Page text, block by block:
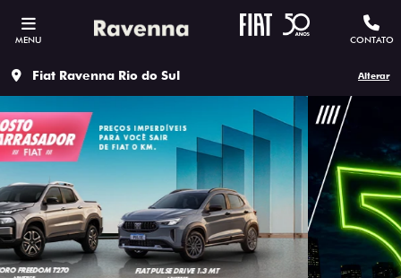
MENU CONTATO
Fiat Ravenna Rio do Sul Alterar